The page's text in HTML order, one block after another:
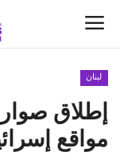
الأخبار
كتّابنا
لبنان
إطلاق
مواقع